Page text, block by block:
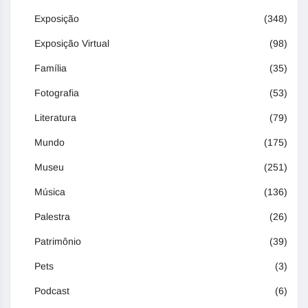
Exposição (348)
Exposição Virtual (98)
Família (35)
Fotografia (53)
Literatura (79)
Mundo (175)
Museu (251)
Música (136)
Palestra (26)
Patrimônio (39)
Pets (3)
Podcast (6)